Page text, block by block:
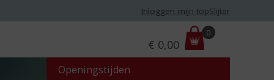
Inloggen mijn topSlijter
r
i
€ 0,00
0
Openingstijden